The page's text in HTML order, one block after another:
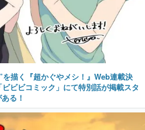
を描く『超かぐやメシ！』Web連載決
ビビコミック」にて特別話が掲載スタ
る！